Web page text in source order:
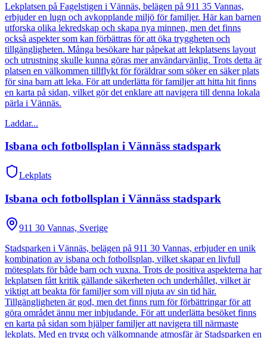
Lekplatsen på Fagelstigen i Vännäs, belägen på 911 35 Vannas,
erbjuder en lugn och avkopplande miljö för familjer. Här kan barnen
utforska olika lekredskap och skapa nya minnen, men det finns
också aspekter som kan förbättras för att öka tryggheten och
tillgängligheten. Många besökare har påpekat att lekplatsens layout
och utrustning skulle kunna göras mer användarvänlig. Trots detta är
platsen en välkommen tillflykt för föräldrar som söker en säker plats
för sina barn att leka. För att underlätta för familjer att hitta hit finns
en karta på sidan, vilket gör det enklare att navigera till denna lokala
pärla i Vännäs.
Laddar...
Isbana och fotbollsplan i Vännäss stadspark
Lekplats
Isbana och fotbollsplan i Vännäss stadspark
911 30 Vannas, Sverige
Stadsparken i Vännäs, belägen på 911 30 Vannas, erbjuder en unik
kombination av isbana och fotbollsplan, vilket skapar en livfull
mötesplats för både barn och vuxna. Trots de positiva aspekterna har
lekplatsen fått kritik gällande säkerheten och underhållet, vilket är
viktigt att beakta för familjer som vill njuta av sin tid här.
Tillgängligheten är god, men det finns rum för förbättringar för att
göra området ännu mer inbjudande. För att underlätta besöket finns
en karta på sidan som hjälper familjer att navigera till närmaste
lekplats. Med en trygg och välkomnande atmosfär är Stadsparken en